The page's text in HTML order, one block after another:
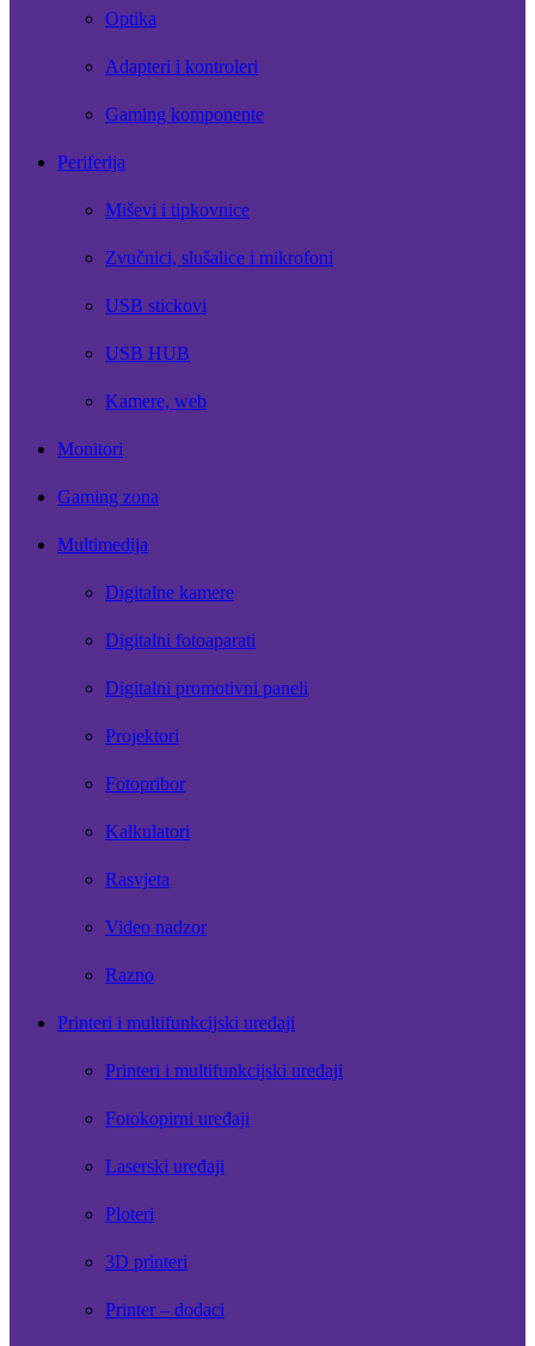
Optika
Adapteri i kontroleri
Gaming komponente
Periferija
Miševi i tipkovnice
Zvučnici, slušalice i mikrofoni
USB stickovi
USB HUB
Kamere, web
Monitori
Gaming zona
Multimedija
Digitalne kamere
Digitalni fotoaparati
Digitalni promotivni paneli
Projektori
Fotopribor
Kalkulatori
Rasvjeta
Video nadzor
Razno
Printeri i multifunkcijski uređaji
Printeri i multifunkcijski uređaji
Fotokopirni uređaji
Laserski uređaji
Ploteri
3D printeri
Printer – dodaci